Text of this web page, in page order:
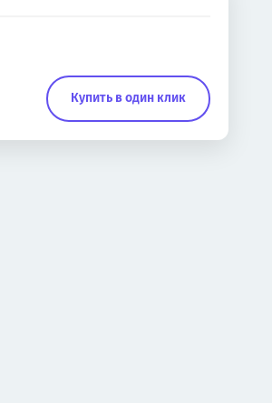
Купить в один клик